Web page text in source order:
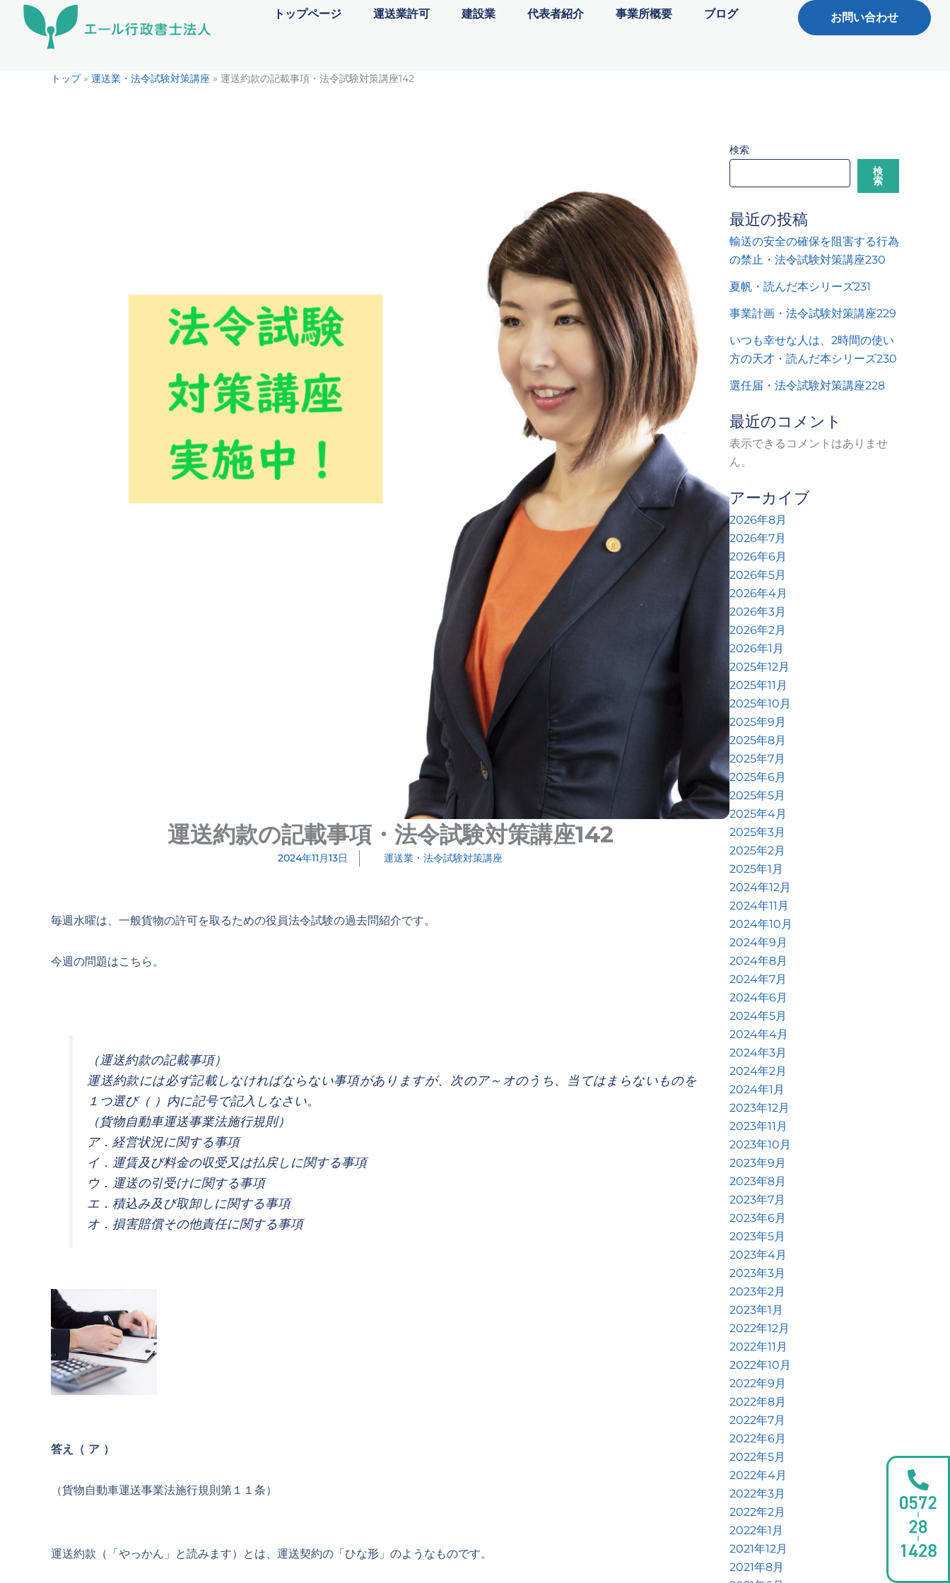
トップページ 運送業許可 建設業 代表者紹介 事業所概要 ブログ お問い合わせ
トップ» 運送業・法令試験対策講座 » 運送約款の記載事項・法令試験対策講座142
運送約款の記載事項・法令試験対策講座142
2024年11月13日 運送業・法令試験対策講座
毎週水曜は、一般貨物の許可を取るための役員法令試験の過去問紹介です。
今週の問題はこちら。
（運送約款の記載事項）
運送約款には必ず記載しなければならない事項がありますが、次のア～オのうち、当てはまらないものを
１つ選び（ ）内に記号で記入しなさい。
（貨物自動車運送事業法施行規則）
ア．経営状況に関する事項
イ．運賃及び料金の収受又は払戻しに関する事項
ウ．運送の引受けに関する事項
エ．積込み及び取卸しに関する事項
オ．損害賠償その他責任に関する事項
答え（ ア ）
（貨物自動車運送事業法施行規則第１１条）
運送約款（「やっかん」と読みます）とは、運送契約の「ひな形」のようなものです。
検索
検
索
最近の投稿
輸送の安全の確保を阻害する行為
の禁止・法令試験対策講座230
夏帆・読んだ本シリーズ231
事業計画・法令試験対策講座229
いつも幸せな人は、2時間の使い
方の天才・読んだ本シリーズ230
選任届・法令試験対策講座228
最近のコメント
表示できるコメントはありませ
ん。
アーカイブ
2026年8月
2026年7月
2026年6月
2026年5月
2026年4月
2026年3月
2026年2月
2026年1月
2025年12月
2025年11月
2025年10月
2025年9月
2025年8月
2025年7月
2025年6月
2025年5月
2025年4月
2025年3月
2025年2月
2025年1月
2024年12月
2024年11月
2024年10月
2024年9月
2024年8月
2024年7月
2024年6月
2024年5月
2024年4月
2024年3月
2024年2月
2024年1月
2023年12月
2023年11月
2023年10月
2023年9月
2023年8月
2023年7月
2023年6月
2023年5月
2023年4月
2023年3月
2023年2月
2023年1月
2022年12月
2022年11月
2022年10月
2022年9月
2022年8月
2022年7月
2022年6月
2022年5月
2022年4月
2022年3月
2022年2月
2022年1月
2021年12月
2021年8月